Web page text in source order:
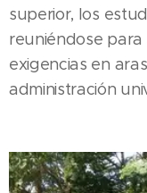
superior, los
reuniéndose
exigencias en
administración